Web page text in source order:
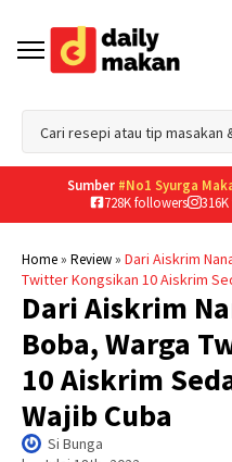
Sumber #No1 Syurga
728K followers
Home» Review» Dari Aiskrim
Twitter Kongsikan 10 Aiskrim
Dari Aiskrim
Boba, Warga
10 Aiskrim
Wajib Cuba
Si Bunga